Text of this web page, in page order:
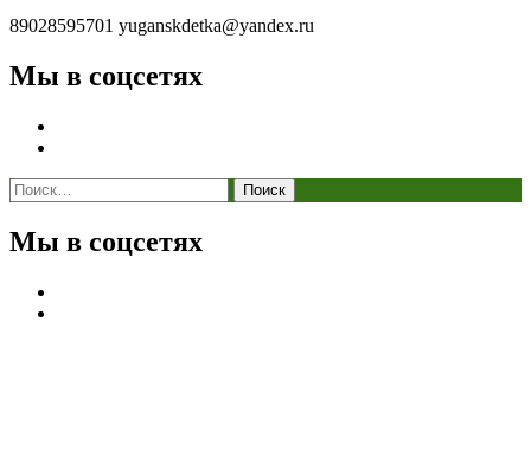
89028595701 yuganskdetka@yandex.ru
Мы в соцсетях
Найти:
Мы в соцсетях